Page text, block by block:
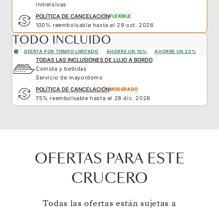
inmersivas
POLÍTICA DE CANCELACIÓNFLEXIBLE
100% reembolsable hasta el 29 oct. 2026
TODO INCLUIDO
OFERTA POR TIEMPO LIMITADO AHORRE UN 10% AHORRE UN 20%
TODAS LAS INCLUSIONES DE LUJO A BORDO
Comida y bebidas
Servicio de mayordomo
POLÍTICA DE CANCELACIÓNMODERADO
75% reembolsable hasta el 28 dic. 2026
OFERTAS PARA ESTE
CRUCERO
Todas las ofertas están sujetas a